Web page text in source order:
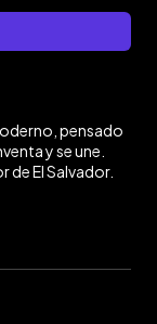
pensado
y se une.
El Salvador.